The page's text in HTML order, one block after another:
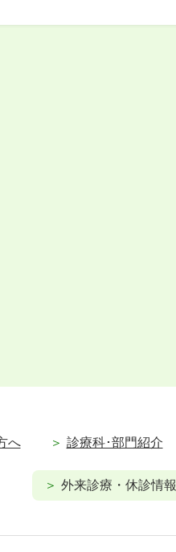
へ 診療科･部門紹介
外来診療・休診情報